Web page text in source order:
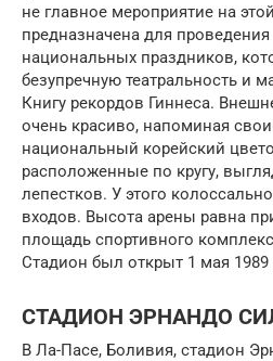
не главное мероприятие на
предназначена для
национальных праздников,
безупречную театральность и
Книгу рекордов Гиннеса.
очень красиво, напоминая
национальный корейский
расположенные по кругу,
лепестков. У этого
входов. Высота арены равна
площадь спортивного
Стадион был открыт 1 мая 1989
СТАДИОН ЭРНАНДО
В Ла-Пасе, Боливия, стадион